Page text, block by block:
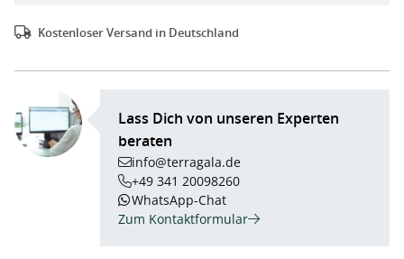
Kostenloser Versand in Deutschland
Lass Dich von unseren Experten
beraten
info@terragala.de
+49 341 20098260
WhatsApp-Chat
Zum Kontaktformular